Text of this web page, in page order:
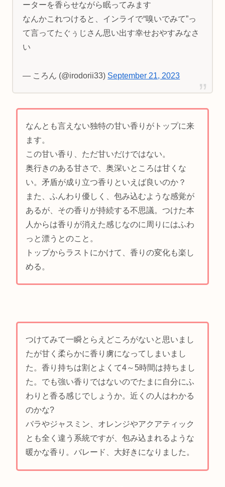
ーターを香らせながら眠ってみます
なんかこれつけると、インライで“嗅いでみて”っ
て言ってたぐぅじさん思い出す幸せおやすみなさ
い
— ころん (@irodorii33) September 21, 2023
なんとも言えない独特の甘い香りがトップに来
ます。
この甘い香り、ただ甘いだけではない。
奥行きのある甘さで、奥深いところは甘くな
い。矛盾が成り立つ香りといえば良いのか？
また、ふんわり優しく、包み込むような感覚が
あるが、その香りが持続する不思議。つけた本
人からは香りが消えた感じなのに周りにはふわ
っと漂うとのこと。
トップからラストにかけて、香りの変化も楽し
める。
つけてみて一瞬とらえどころがないと思いまし
たが甘く柔らかに香り虜になってしまいまし
た。香り持ちは割とよくて4～5時間は持ちまし
た。でも強い香りではないのでたまに自分にふ
わりと香る感じでしょうか。近くの人はわかる
のかな?
バラやジャスミン、オレンジやアクアティック
とも全く違う系統ですが、包み込まれるような
暖かな香り。バレード、大好きになりました。